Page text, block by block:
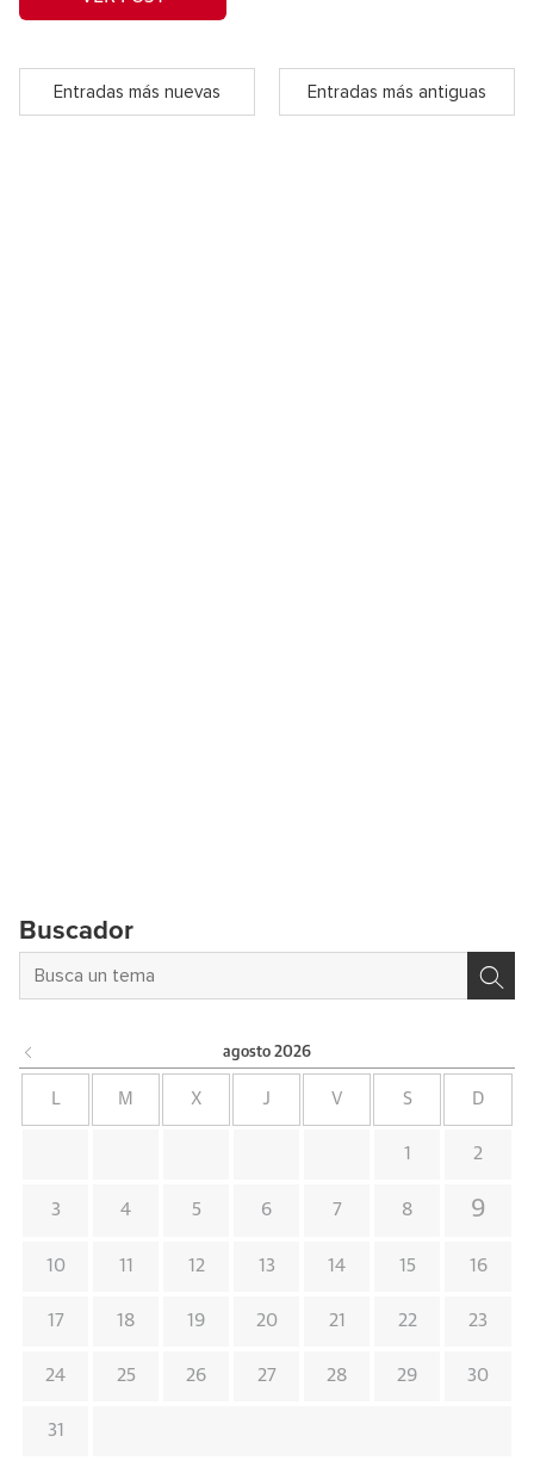
Entradas más nuevas Entradas más antiguas
Buscador
agosto 2026
L M X J V S D
1 2
3 4 5 6 7 8 9
10 11 12 13 14 15 16
17 18 19 20 21 22 23
24 25 26 27 28 29 30
31